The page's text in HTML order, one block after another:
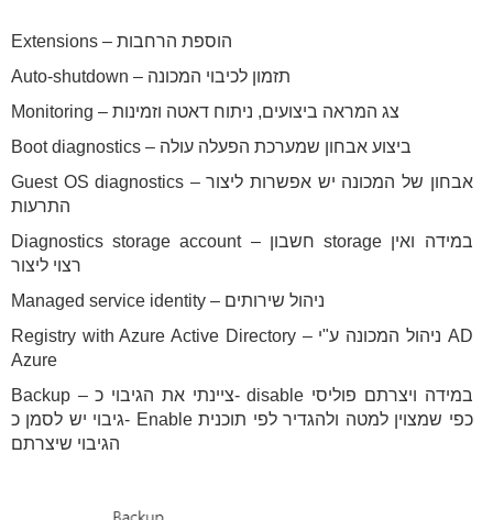
Extensions – הוספת הרחבות
Auto-shutdown – תזמון לכיבוי המכונה
Monitoring – צג המראה ביצועים, ניתוח דאטה וזמינות
Boot diagnostics – ביצוע אבחון שמערכת הפעלה עולה
Guest OS diagnostics – אבחון של המכונה יש אפשרות ליצור
התרעות
Diagnostics storage account – חשבון storage במידה ואין
רצוי ליצור
Managed service identity – ניהול שירותים
Registry with Azure Active Directory – ניהול המכונה ע"י AD
Azure
Backup – ציינתי את הגיבוי כ- disable במידה ויצרתם פוליסי
גיבוי יש לסמן כ- Enable כפי שמצוין למטה ולהגדיר לפי תוכנית
הגיבוי שיצרתם